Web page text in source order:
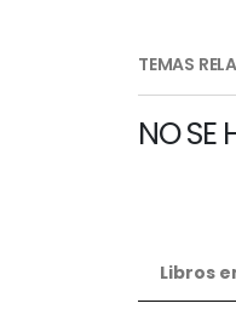
TEMAS
NO SE
Libros